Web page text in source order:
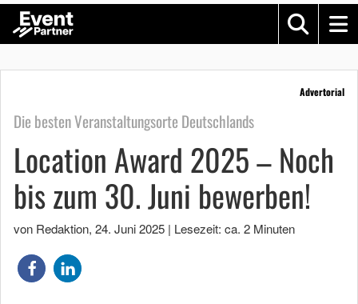
Advertorial
Die besten Veranstaltungsorte Deutschlands
Location Award 2025 – Noch
bis zum 30. Juni bewerben!
von Redaktion, 24. Juni 2025 | Lesezeit: ca. 2 Minuten